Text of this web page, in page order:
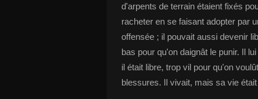
d'arpents de terrain étaient fixés
racheter en se faisant adopter par
offensée ; il pouvait aussi devenir
bas pour qu'on daignât le punir. Il
il était libre, trop vil pour qu'on
blessures. Il vivait, mais sa vie